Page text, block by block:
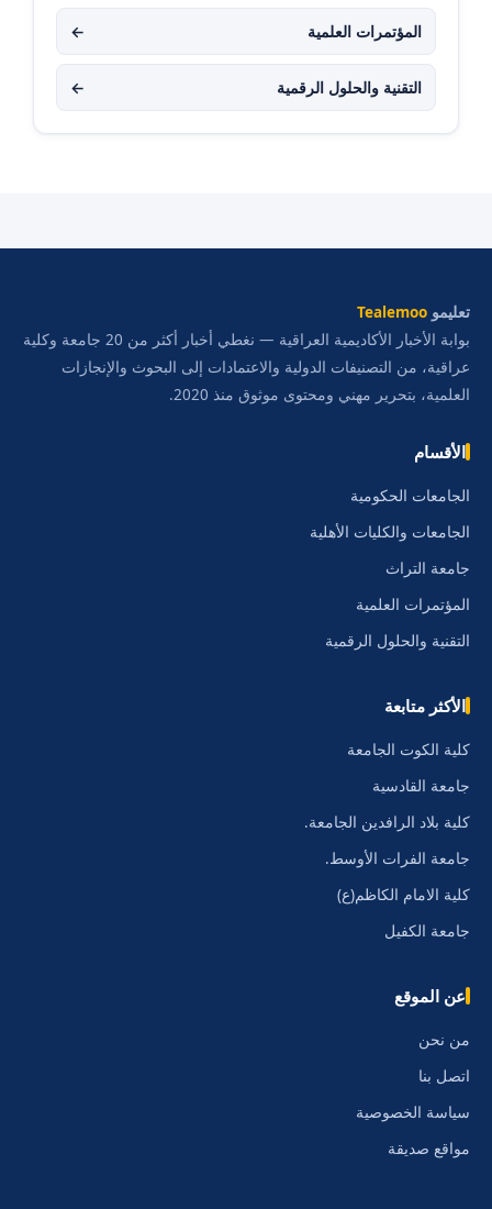
المؤتمرات العلمية ←
التقنية والحلول الرقمية ←
تعليمو Tealemoo
بوابة الأخبار الأكاديمية العراقية — نغطي أخبار أكثر من 20 جامعة وكلية
عراقية، من التصنيفات الدولية والاعتمادات إلى البحوث والإنجازات
العلمية، بتحرير مهني ومحتوى موثوق منذ 2020.
الأقسام
الجامعات الحكومية
الجامعات والكليات الأهلية
جامعة التراث
المؤتمرات العلمية
التقنية والحلول الرقمية
الأكثر متابعة
كلية الكوت الجامعة
جامعة القادسية
كلية بلاد الرافدين الجامعة.
جامعة الفرات الأوسط.
كلية الامام الكاظم(ع)
جامعة الكفيل
عن الموقع
من نحن
اتصل بنا
سياسة الخصوصية
مواقع صديقة